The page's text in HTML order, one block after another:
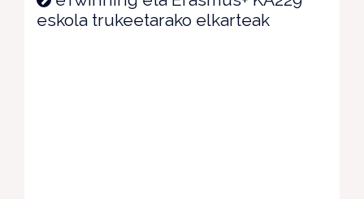
eskola trukeetarako elkarteak